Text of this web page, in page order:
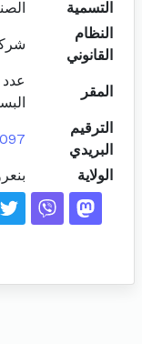
التسمية
النظام
القانوني
المقر
الترقيم
البريدي
الولاية